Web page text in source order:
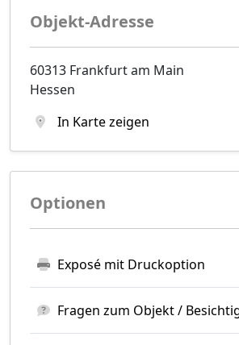
Objekt-Adresse
60313 Frankfurt am Main
Hessen
In Karte zeigen
Optionen
Exposé mit Druckoption
Fragen zum Objekt /